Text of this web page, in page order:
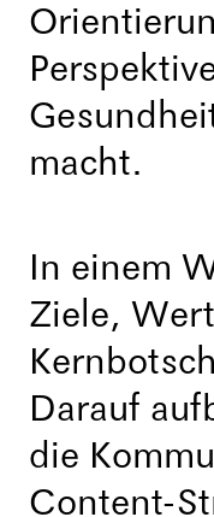
macht.
In einem
Ziele,
Darauf
die
Content-